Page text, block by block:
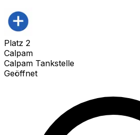
Platz 2
Calpam
Calpam Tankstelle
Geöffnet